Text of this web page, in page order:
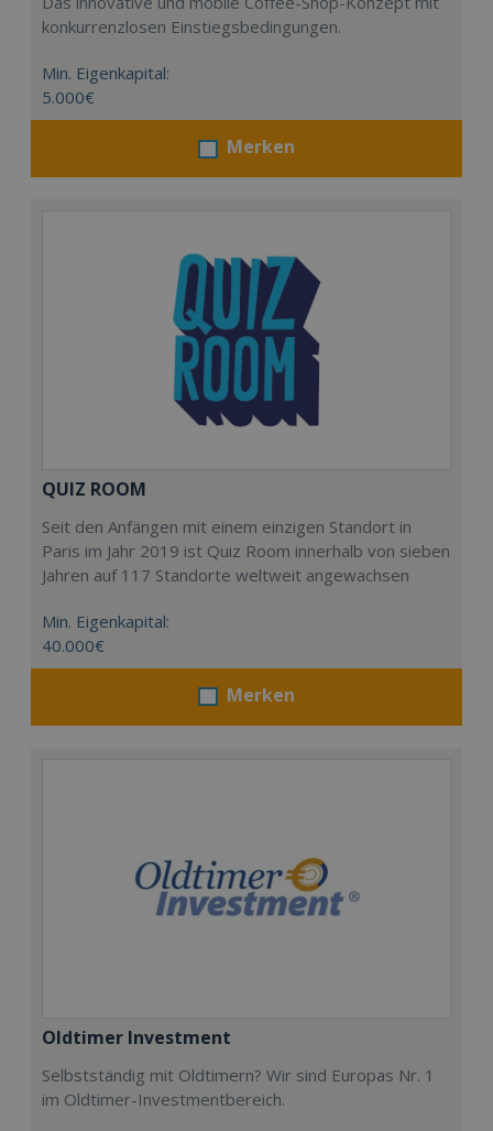
konkurrenzlosen Einstiegsbedingungen.
Min. Eigenkapital:
5.000€
Merken
QUIZ ROOM
Seit den Anfängen mit einem einzigen Standort in
Paris im Jahr 2019 ist Quiz Room innerhalb von sieben
Jahren auf 117 Standorte weltweit angewachsen
Min. Eigenkapital:
40.000€
Merken
Oldtimer Investment
Selbstständig mit Oldtimern? Wir sind Europas Nr. 1
im Oldtimer-Investmentbereich.